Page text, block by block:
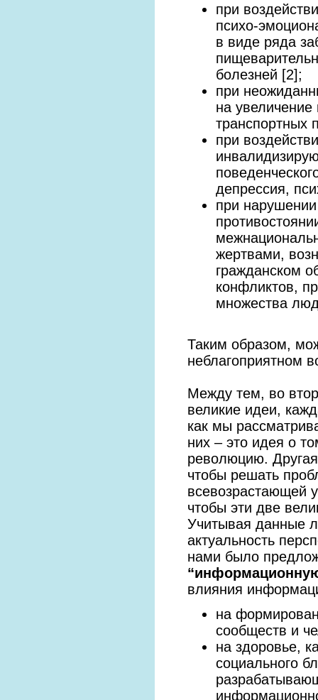
при
психо-
в виде ряда
болезней [2];
при
на увеличение
транспортных
при
депрессия,
при нарушении
жертвами,
гражданском
конфликтов,
множества
Таким образом,
неблагоприятном
Между тем, во
великие идеи,
как мы
них – это идея о
революцию.
чтобы решать
всевозрастающей
чтобы эти две
Учитывая данные
актуальность
нами было
влияния
на
сообществ и
на здоровье,
социального